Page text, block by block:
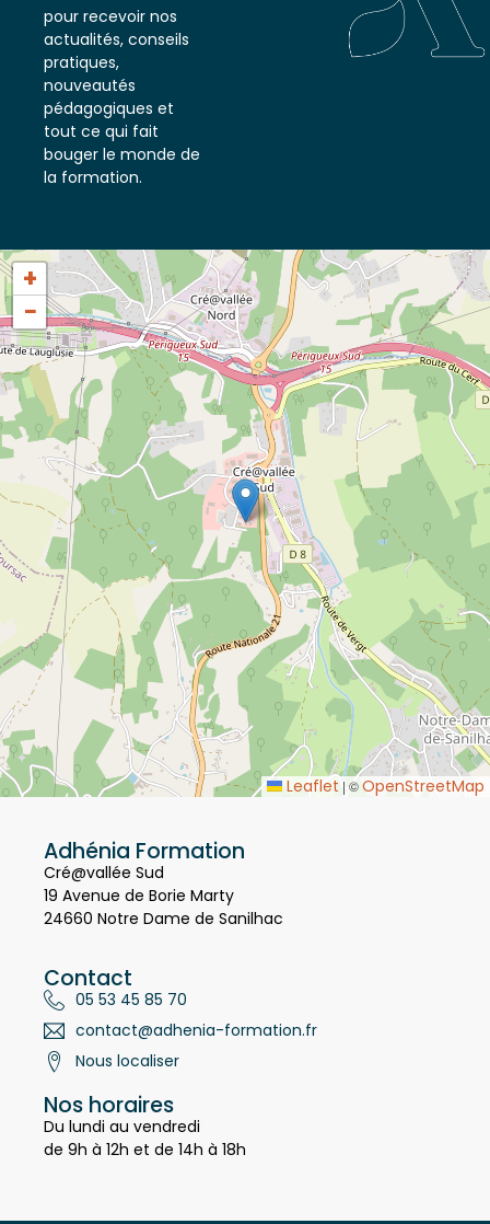
notre newsletter
pour recevoir nos
actualités, conseils
pratiques,
nouveautés
pédagogiques et
tout ce qui fait
bouger le monde de
+
−
Adhénia Formation
Cré@vallée Sud
19 Avenue de Borie Marty
Contact
05 53 45 85 70
contact@adhenia-formation.fr
Nos horaires
Du lundi au vendredi